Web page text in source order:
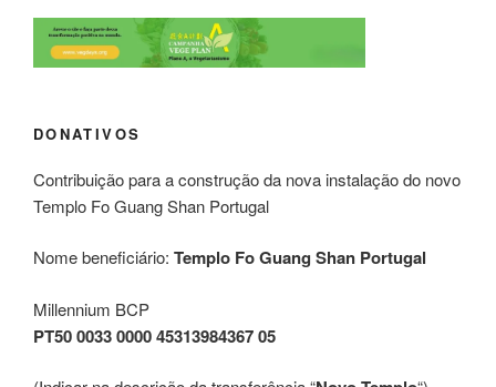
DONATIVOS
Contribuição para a construção da nova instalação do novo
Templo Fo Guang Shan Portugal
Nome beneficiário: Templo Fo Guang Shan Portugal
Millennium BCP
PT50 0033 0000 45313984367 05